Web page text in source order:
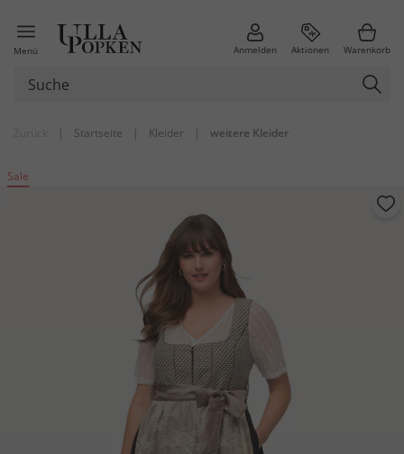
Menü Anmelden Aktionen Warenkorb
| Startseite | Kleider | weitere Kleider
Sale